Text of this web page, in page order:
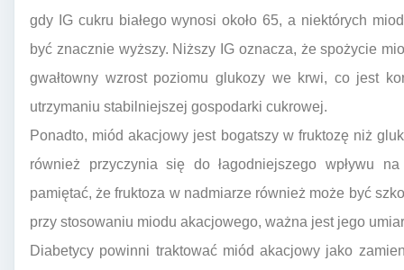
gdy IG cukru białego wynosi około 65, a niektórych
być znacznie wyższy. Niższy IG oznacza, że spożycie
gwałtowny wzrost poziomu glukozy we krwi, co jest
utrzymaniu stabilniejszej gospodarki cukrowej.
Ponadto, miód akacjowy jest bogatszy w fruktozę niż
również przyczynia się do łagodniejszego wpływu
pamiętać, że fruktoza w nadmiarze również może być
przy stosowaniu miodu akacjowego, ważna jest jego
Diabetycy powinni traktować miód akacjowy jako